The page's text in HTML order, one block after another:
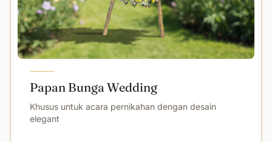
Papan Bunga Wedding
Khusus untuk acara pernikahan dengan desain
elegant